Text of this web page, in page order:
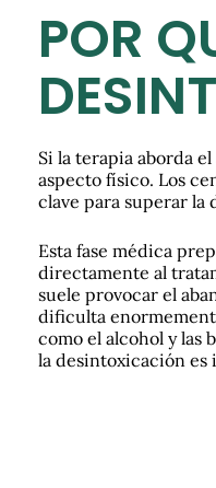
POR
Si la terapia aborda
aspecto físico. Los
clave para superar la
Esta fase médica
directamente al
suele provocar el
dificulta
como el alcohol y las
la desintoxicación es